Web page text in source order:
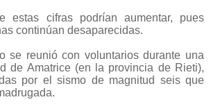
estas cifras podrían aumentar, pues
continúan desaparecidas.
se reunió con voluntarios durante una
de Amatrice (en la provincia de Rieti),
por el sismo de magnitud seis que